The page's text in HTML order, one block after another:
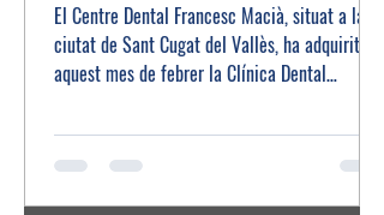
El Centre Dental Francesc Macià, situat a la
ciutat de Sant Cugat del Vallès, ha adquirit
aquest mes de febrer la Clínica Dental